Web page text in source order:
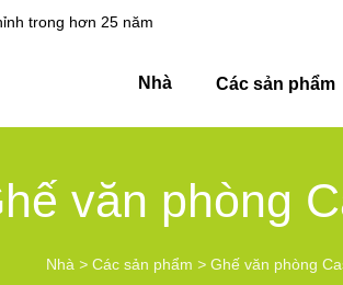
trong hơn 25 năm
Nhà Các sản phẩm
văn phòng
Nhà > Các sản phẩm > Ghế văn phòng